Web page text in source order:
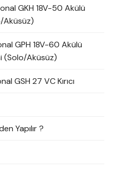
GKH 18V-50 Akülü
Aküsüz)
GPH 18V-60 Akülü
(Solo/Aküsüz)
GSH 27 VC Kırıcı
Yapılır ?